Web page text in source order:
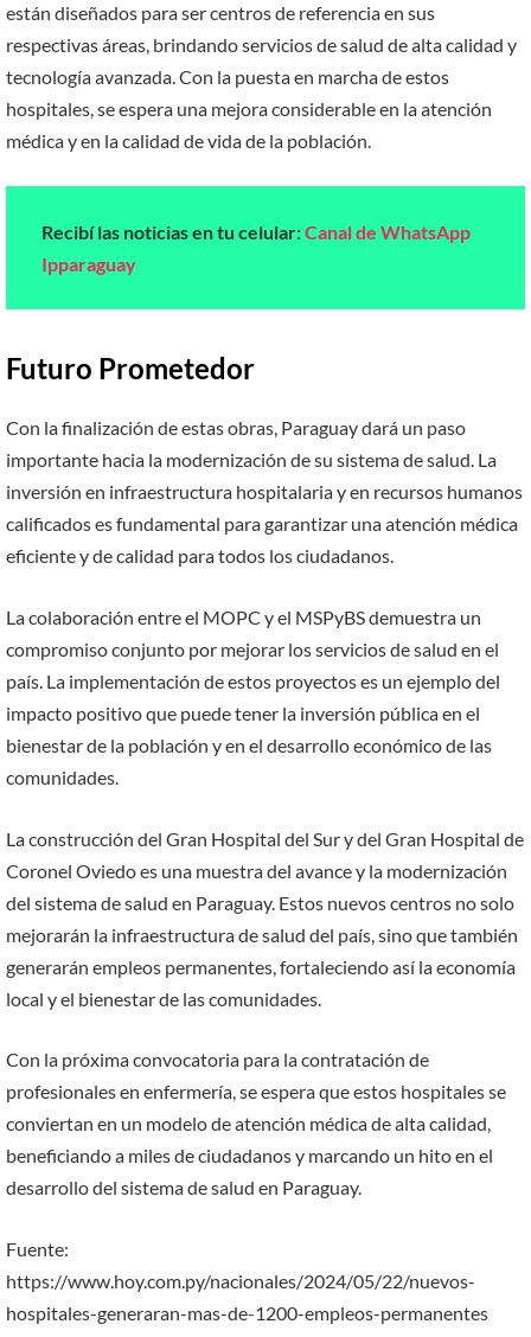
están diseñados para ser centros de referencia en sus
respectivas áreas, brindando servicios de salud de alta calidad y
tecnología avanzada. Con la puesta en marcha de estos
hospitales, se espera una mejora considerable en la atención
médica y en la calidad de vida de la población.
Recibí las noticias en tu celular:Canal de WhatsApp
Ipparaguay
Futuro Prometedor
Con la finalización de estas obras, Paraguay dará un paso
importante hacia la modernización de su sistema de salud. La
inversión en infraestructura hospitalaria y en recursos humanos
calificados es fundamental para garantizar una atención médica
eficiente y de calidad para todos los ciudadanos.
La colaboración entre el MOPC y el MSPyBS demuestra un
compromiso conjunto por mejorar los servicios de salud en el
país. La implementación de estos proyectos es un ejemplo del
impacto positivo que puede tener la inversión pública en el
bienestar de la población y en el desarrollo económico de las
comunidades.
La construcción del Gran Hospital del Sur y del Gran Hospital de
Coronel Oviedo es una muestra del avance y la modernización
del sistema de salud en Paraguay. Estos nuevos centros no solo
mejorarán la infraestructura de salud del país, sino que también
generarán empleos permanentes, fortaleciendo así la economía
local y el bienestar de las comunidades.
Con la próxima convocatoria para la contratación de
profesionales en enfermería, se espera que estos hospitales se
conviertan en un modelo de atención médica de alta calidad,
beneficiando a miles de ciudadanos y marcando un hito en el
desarrollo del sistema de salud en Paraguay.
Fuente:
https://www.hoy.com.py/nacionales/2024/05/22/nuevos-
hospitales-generaran-mas-de-1200-empleos-permanentes